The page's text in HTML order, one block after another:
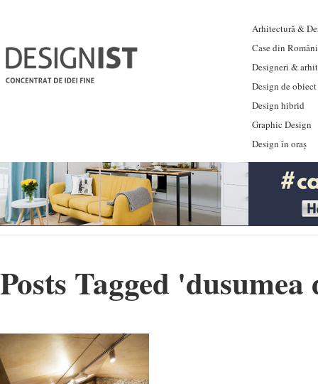
Arhitectură &
Case din
Designeri &
Design de obiect
Design hibrid
Graphic Design
Design în oraș
Posts Tagged 'dusumea